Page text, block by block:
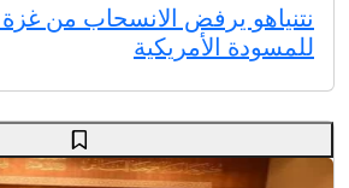
نتنياهو يرفض الانسحاب من
للمسودة الأمريكية